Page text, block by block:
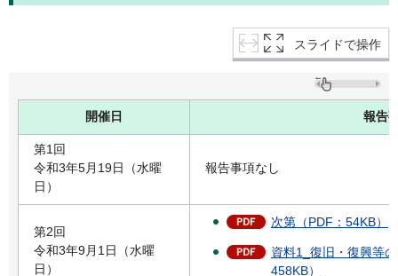
スライドで操作
開催日 報告
第1回
令和3年5月19日（水曜
日）
報告事項なし
第2回
令和3年9月1日（水曜
日）
次第（PDF：54KB）
資料1_復旧・復興等
458KB）